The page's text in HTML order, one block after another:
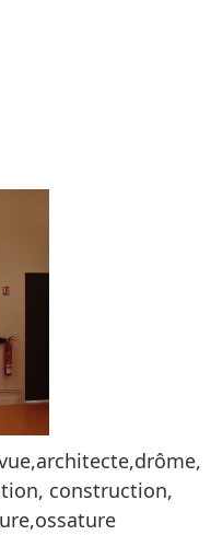
construction,